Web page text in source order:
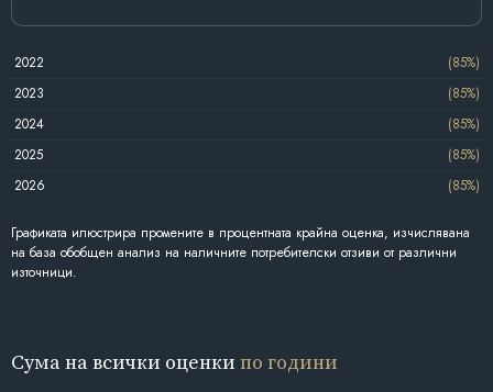
2022
(85%)
2023
(85%)
2024
(85%)
2025
(85%)
2026
(85%)
Графиката илюстрира промените в процентната крайна оценка, изчислявана
на база обобщен анализ на наличните потребителски отзиви от различни
източници.
Сума на всички оценки по години